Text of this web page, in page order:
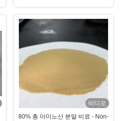
비디오
80% 총 아미노산 분말 비료 - Non-